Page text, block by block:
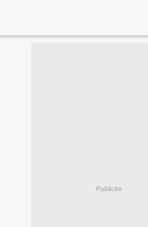
Publicité